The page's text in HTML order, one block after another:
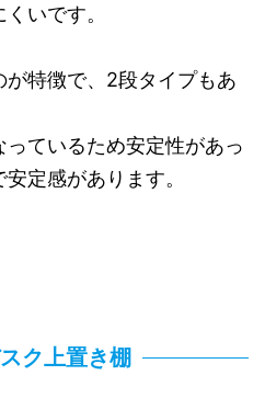
いです。
特徴で、2段タイプもあ
っているため安定性があっ
定感があります。
ク上置き棚